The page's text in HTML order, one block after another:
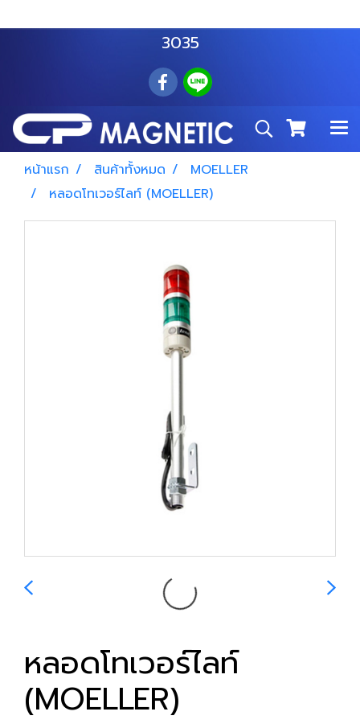
3035
หน้าแรก สินค้าทั้งหมด
MOELLER
หลอดโทเวอร์ไลท์ (MOELLER)
หลอดโทเวอร์ไลท์
(MOELLER)